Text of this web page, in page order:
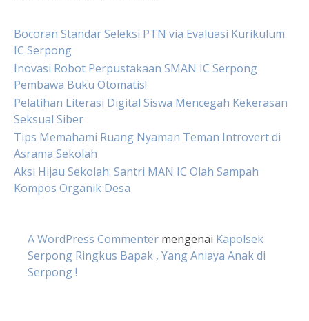
Bocoran Standar Seleksi PTN via Evaluasi Kurikulum
IC Serpong
Inovasi Robot Perpustakaan SMAN IC Serpong
Pembawa Buku Otomatis!
Pelatihan Literasi Digital Siswa Mencegah Kekerasan
Seksual Siber
Tips Memahami Ruang Nyaman Teman Introvert di
Asrama Sekolah
Aksi Hijau Sekolah: Santri MAN IC Olah Sampah
Kompos Organik Desa
A WordPress Commenter mengenai Kapolsek
Serpong Ringkus Bapak , Yang Aniaya Anak di
Serpong !